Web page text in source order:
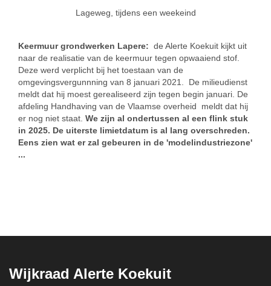
Lageweg, tijdens een weekeind
Keermuur grondwerken Lapere: de Alerte Koekuit kijkt uit
naar de realisatie van de keermuur tegen opwaaiend stof.
Deze werd verplicht bij het toestaan van de
omgevingsvergunnning van 8 januari 2021. De milieudienst
meldt dat hij moest gerealiseerd zijn tegen begin januari. De
afdeling Handhaving van de Vlaamse overheid meldt dat hij
er nog niet staat. We zijn al ondertussen al een flink stuk
in 2025. De uiterste limietdatum is al lang overschreden.
Eens zien wat er zal gebeuren in de 'modelindustriezone'
...
Wijkraad Alerte Koekuit